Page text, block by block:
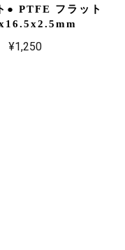
● PTFE フラット
¥1,250